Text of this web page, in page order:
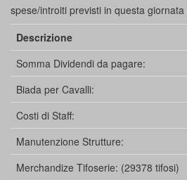
spese/introiti previsti in questa
Descrizione
Somma Dividendi da pagare:
Biada per Cavalli:
Costi di Staff:
Manutenzione Strutture:
Merchandize Tifoserie: (29378 tifosi)